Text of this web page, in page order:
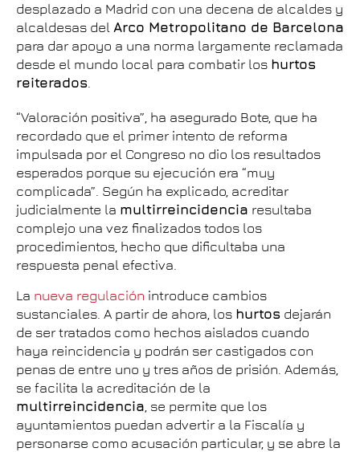
desplazado a Madrid con una decena de alcaldes y
alcaldesas del Arco Metropolitano de Barcelona
para dar apoyo a una norma largamente reclamada
desde el mundo local para combatir los hurtos
reiterados.
“Valoración positiva”, ha asegurado Bote, que ha
recordado que el primer intento de reforma
impulsada por el Congreso no dio los resultados
esperados porque su ejecución era “muy
complicada”. Según ha explicado, acreditar
judicialmente la multirreincidencia resultaba
complejo una vez finalizados todos los
procedimientos, hecho que dificultaba una
respuesta penal efectiva.
La nueva regulación introduce cambios
sustanciales. A partir de ahora, los hurtos dejarán
de ser tratados como hechos aislados cuando
haya reincidencia y podrán ser castigados con
penas de entre uno y tres años de prisión. Además,
se facilita la acreditación de la
multirreincidencia, se permite que los
ayuntamientos puedan advertir a la Fiscalía y
personarse como acusación particular, y se abre la